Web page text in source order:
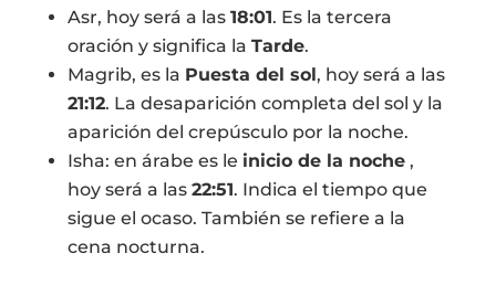
Asr, hoy será a las 18:01. Es la tercera
oración y significa la Tarde.
Magrib, es la Puesta del sol, hoy será a las
21:12. La desaparición completa del sol y la
aparición del crepúsculo por la noche.
Isha: en árabe es le inicio de la noche,
hoy será a las 22:51. Indica el tiempo que
sigue el ocaso. También se refiere a la
cena nocturna.